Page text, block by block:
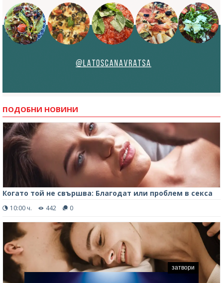
ПОДОБНИ НОВИНИ
Когато той не свършва: Благодат или проблем в секса
10:00 ч. 442 0
затвори